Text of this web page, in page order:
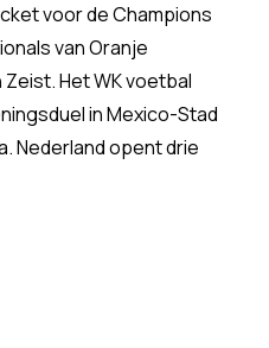
voor de Champions
van Oranje
Het WK voetbal
in Mexico-Stad
Nederland opent drie